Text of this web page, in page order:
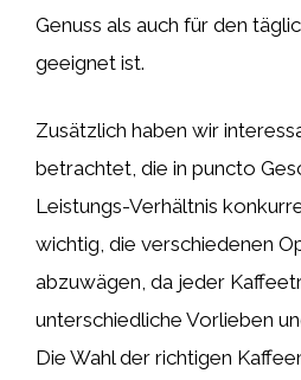
Genuss als auch für den
geeignet ist.
Zusätzlich haben wir
betrachtet, die in puncto
Leistungs-Verhältnis
wichtig, die verschiedenen
abzuwägen, da jeder
unterschiedliche Vorlieben
Die Wahl der richtigen